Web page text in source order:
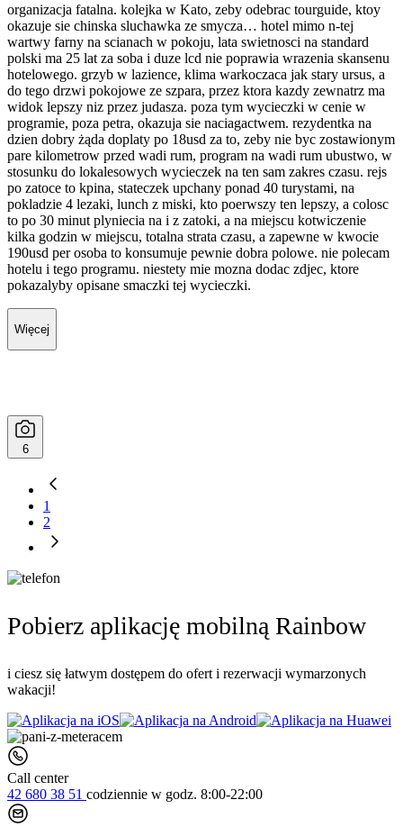
organizacja fatalna. kolejka w Kato, zeby odebrac tourguide, ktoy
okazuje sie chinska sluchawka ze smycza… hotel mimo n-tej
wartwy farny na scianach w pokoju, lata swietnosci na standard
polski ma 25 lat za soba i duze lcd nie poprawia wrazenia skansenu
hotelowego. grzyb w lazience, klima warkoczaca jak stary ursus, a
do tego drzwi pokojowe ze szpara, przez ktora kazdy zewnatrz ma
widok lepszy niz przez judasza. poza tym wycieczki w cenie w
programie, poza petra, okazuja sie naciagactwem. rezydentka na
dzien dobry żąda doplaty po 18usd za to, zeby nie byc zostawionym
pare kilometrow przed wadi rum, program na wadi rum ubustwo, w
stosunku do lokalesowych wycieczek na ten sam zakres czasu. rejs
po zatoce to kpina, stateczek upchany ponad 40 turystami, na
pokladzie 4 lezaki, lunch z miski, kto poerwszy ten lepszy, a colosc
to po 30 minut plyniecia na i z zatoki, a na miejscu kotwiczenie
kilka godzin w miejscu, totalna strata czasu, a zapewne w kwocie
190usd per osoba to konsumuje pewnie dobra polowe. nie polecam
hotelu i tego programu. niestety mie mozna dodac zdjec, ktore
pokazalyby opisane smaczki tej wycieczki.
Więcej
6
1
2
Pobierz aplikację mobilną Rainbow
i ciesz się łatwym dostępem do ofert i rezerwacji wymarzonych
wakacji!
Call center
42 680 38 51 codziennie w godz. 8:00-22:00